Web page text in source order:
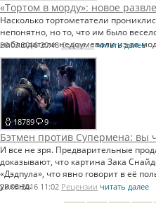
«Тортом в морду»: новое
Насколько тортометатели
непонятно, но то, что им было
наблюдатели недоумевали из-за
26.03.2016 20:48События читать далее
18789 9
Бэтмен против Супермена: вы
И все не зря. Предварительные
доказывают, что картина Зака
«Дэдпула», что явно говорит в её
уикенд.
25.03.2016 11:02 Рецензии читать далее